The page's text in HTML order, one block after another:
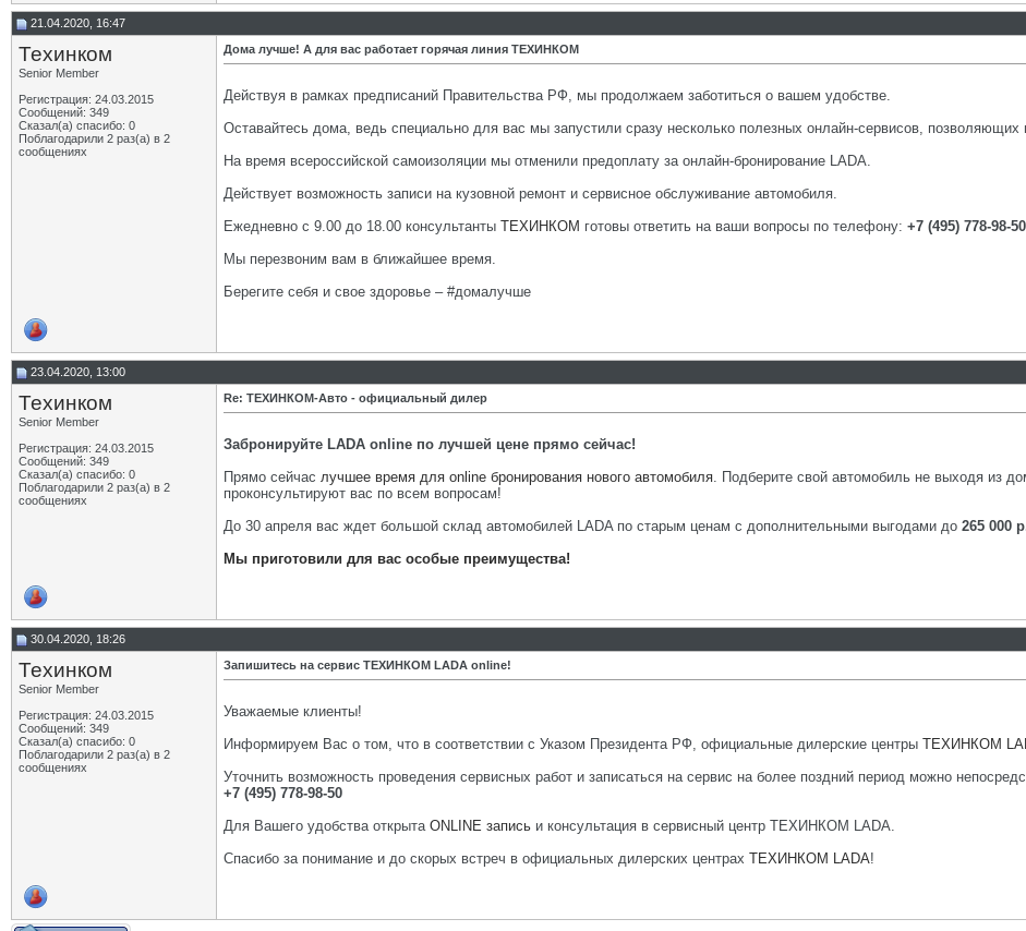
21.04.2020, 16:47
Техинком
Senior Member
Регистрация: 24.03.2015
Сообщений: 349
Сказал(а) спасибо: 0
Поблагодарили 2 раз(а) в 2
сообщениях
Дома лучше! А для вас работает горячая линия ТЕХИНКОМ
Действуя в рамках предписаний Правительства РФ, мы продолжаем заботиться о вашем удобстве.
Оставайтесь дома, ведь специально для вас мы запустили сразу несколько полезных онлайн-сервисов,
На время всероссийской самоизоляции мы отменили предоплату за онлайн-бронирование LADA.
Действует возможность записи на кузовной ремонт и сервисное обслуживание автомобиля.
Ежедневно с 9.00 до 18.00 консультанты ТЕХИНКОМ готовы ответить на ваши вопросы по телефону: +7 (495) 778-98-50
Мы перезвоним вам в ближайшее время.
Берегите себя и свое здоровье – #домалучше
23.04.2020, 13:00
Техинком
Senior Member
Регистрация: 24.03.2015
Сообщений: 349
Сказал(а) спасибо: 0
Поблагодарили 2 раз(а) в 2
сообщениях
Re: ТЕХИНКОМ-Авто - официальный дилер
Забронируйте LADA online по лучшей цене прямо сейчас!
Прямо сейчас лучшее время для online бронирования нового автомобиля. Подберите свой автомобиль не выходя из
проконсультируют вас по всем вопросам!
До 30 апреля вас ждет большой склад автомобилей LADA по старым ценам с дополнительными выгодами до 265 000
Мы приготовили для вас особые преимущества!
30.04.2020, 18:26
Техинком
Senior Member
Регистрация: 24.03.2015
Сообщений: 349
Сказал(а) спасибо: 0
Поблагодарили 2 раз(а) в 2
сообщениях
Запишитесь на сервис ТЕХИНКОМ LADA online!
Уважаемые клиенты!
Информируем Вас о том, что в соответствии с Указом Президента РФ, официальные дилерские центры ТЕХИНКОМ
Уточнить возможность проведения сервисных работ и записаться на сервис на более поздний период можно
+7 (495) 778-98-50
Для Вашего удобства открыта ONLINE запись и консультация в сервисный центр ТЕХИНКОМ LADA.
Спасибо за понимание и до скорых встреч в официальных дилерских центрах ТЕХИНКОМ LADA!